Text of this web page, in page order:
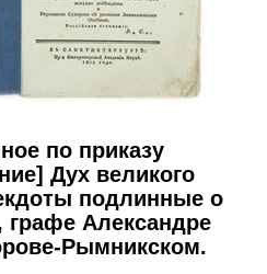
по приказу
Дух великого
подлинные о
графе Александре
Рымникском.